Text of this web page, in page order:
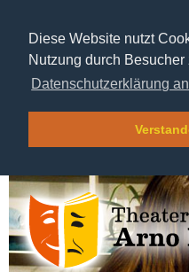
Diese Website nutzt
Nutzung durch Besucher
Datenschutzerklärung